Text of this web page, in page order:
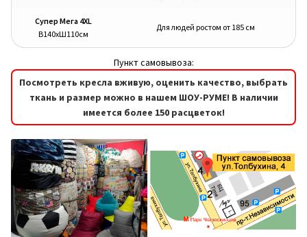
Супер Мега 4XL
В140хШ110см
Для людей ростом от 185 см
Пункт самовывоза:
Посмотреть кресла вживую, оценить качество, выбрать
ткань и размер можно в нашем ШОУ-РУМЕ! В наличии
имеется более 150 расцветок!